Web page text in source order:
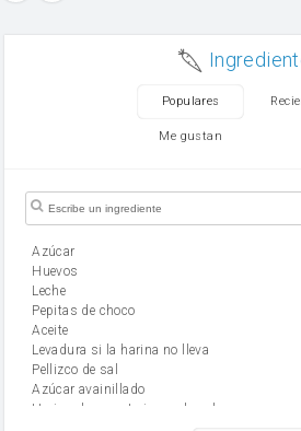
Populares
Me gustan
Azúcar
huevos
leche
Pepitas de choco
aceite
Levadura si la harina no lleva
Pellizco de sal
Azúcar avainillado
Harina de reposteria con levadura